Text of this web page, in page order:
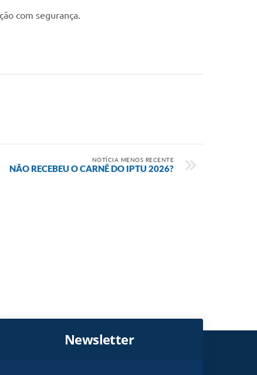
com segurança.
NOTÍCIA MENOS RECENTE
NÃO RECEBEU O CARNÊ DO IPTU 2026?
Newsletter